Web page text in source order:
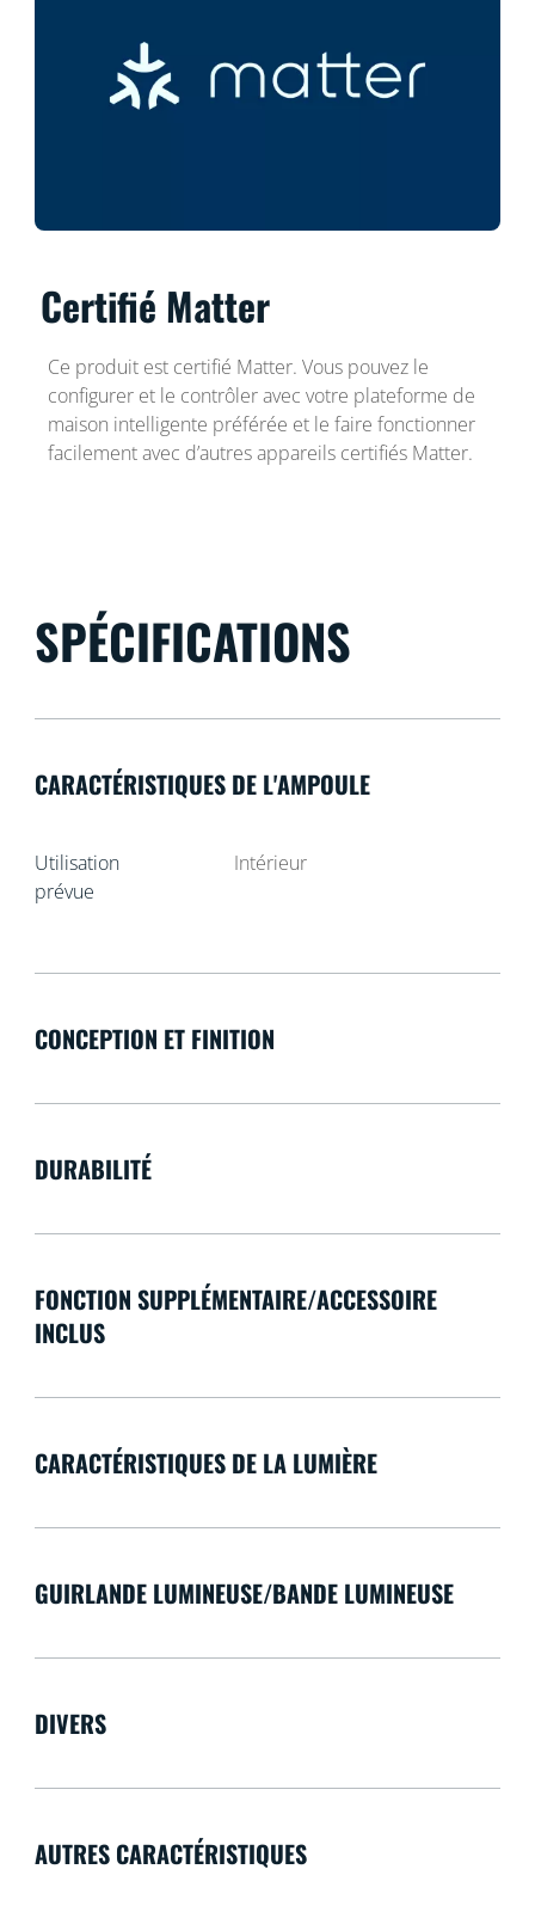
Certifié Matter
Ce produit est certifié Matter. Vous pouvez le
configurer et le contrôler avec votre plateforme de
maison intelligente préférée et le faire fonctionner
facilement avec d’autres appareils certifiés Matter.
SPÉCIFICATIONS
CARACTÉRISTIQUES DE L'AMPOULE
Utilisation
prévue
Intérieur
CONCEPTION ET FINITION
DURABILITÉ
FONCTION SUPPLÉMENTAIRE/ACCESSOIRE
INCLUS
CARACTÉRISTIQUES DE LA LUMIÈRE
GUIRLANDE LUMINEUSE/BANDE LUMINEUSE
DIVERS
AUTRES CARACTÉRISTIQUES